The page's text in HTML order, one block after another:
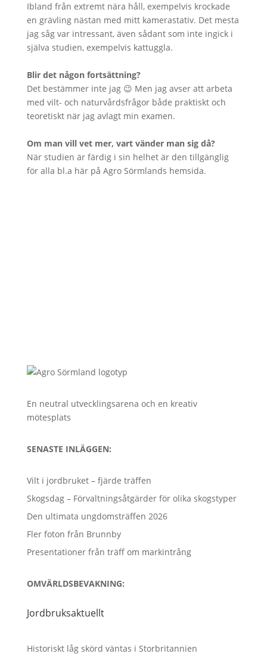
Ibland från extremt nära håll, exempelvis krockade
en grävling nästan med mitt kamerastativ. Det mesta
jag såg var intressant, även sådant som inte ingick i
själva studien, exempelvis kattuggla.
Blir det någon fortsättning?
Det bestämmer inte jag 😉 Men jag avser att arbeta
med vilt- och naturvårdsfrågor både praktiskt och
teoretiskt när jag avlagt min examen.
Om man vill vet mer, vart vänder man sig då?
När studien är färdig i sin helhet är den tillgänglig
för alla bl.a här på Agro Sörmlands hemsida.
En neutral utvecklingsarena och en kreativ
mötesplats
SENASTE INLÄGGEN:
Vilt i jordbruket – fjärde träffen
Skogsdag – Förvaltningsåtgärder för olika skogstyper
Den ultimata ungdomsträffen 2026
Fler foton från Brunnby
Presentationer från träff om markintrång
OMVÄRLDSBEVAKNING:
Jordbruksaktuellt
Historiskt låg skörd väntas i Storbritannien